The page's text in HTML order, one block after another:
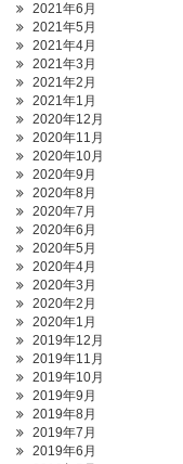
2021年6月
2021年5月
2021年4月
2021年3月
2021年2月
2021年1月
2020年12月
2020年11月
2020年10月
2020年9月
2020年8月
2020年7月
2020年6月
2020年5月
2020年4月
2020年3月
2020年2月
2020年1月
2019年12月
2019年11月
2019年10月
2019年9月
2019年8月
2019年7月
2019年6月